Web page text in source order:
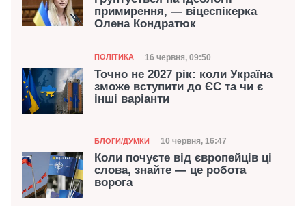
примирення, — віцеспікерка
Олена Кондратюк
Категорія
ПОЛІТИКА Дата публікації
16 червня, 09:50
Точно не 2027 рік: коли Україна
зможе вступити до ЄС та чи є
інші варіанти
Категорія
БЛОГИ/ДУМКИ Дата публікації
10 червня, 16:47
Коли почуєте від європейців ці
слова, знайте — це робота
ворога